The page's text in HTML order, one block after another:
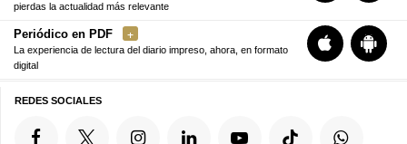
pierdas la actualidad más relevante
Periódico en PDF
La experiencia de lectura del diario impreso, ahora, en formato
digital
REDES SOCIALES